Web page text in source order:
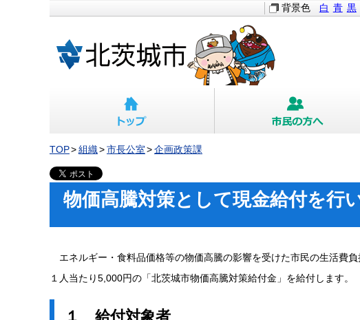
背景色 白 青 黒
TOP 組織 市長公室 企画政策課
物価高騰対策として現金給付を行
エネルギー・食料品価格等の物価高騰の影響を受けた市民の生活費
１人当たり5,000円の「北茨城市物価高騰対策給付金」を給付します。
１ 給付対象者